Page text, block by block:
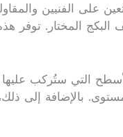
على الفنيين
المختار. توفر
التي ستُركب
بالإضافة إلى